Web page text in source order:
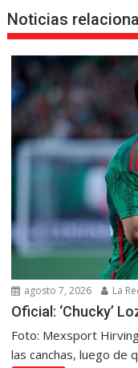
Noticias
agosto 7, 2026 La
Oficial: ‘Chucky’
Foto: Mexsport
las canchas, luego de